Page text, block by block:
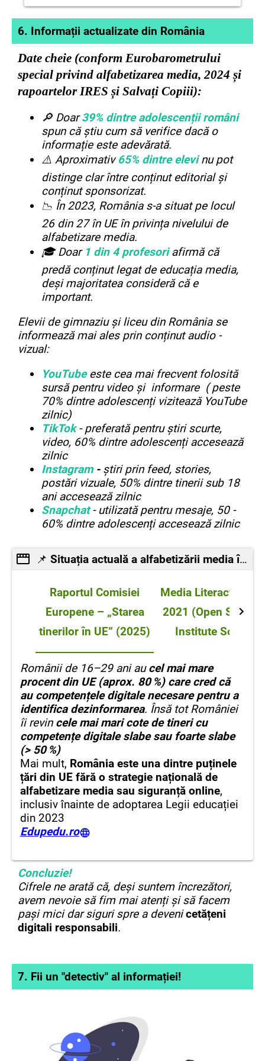
te face să crezi un anumit lucru, chiar
dacă e fals.
Ești expus mai des la conținut toxic sau
periculos pentru vârsta ta.
6. Informații actualizate din România
Date cheie (conform Eurobarometrului
special privind alfabetizarea media, 2024 și
rapoartelor IRES și Salvați Copiii):
🔎 Doar39% dintre adolescenții români
spun că știu cum să verifice dacă o
informație este adevărată.
⚠️ Aproximativ65% dintre elevinu pot
distinge clar între conținut editorial și
conținut sponsorizat.
📉 În 2023, România s-a situat pe locul
26 din 27 în UE în privința nivelului de
alfabetizare media.
🎓 Doar 1 din 4 profesoriafirmă că
predă conținut legat de educația media,
deși majoritatea consideră că e
important.
Elevii de gimnaziu șiliceu din România se
informează mai ales prin conținut audio -
vizual:
YouTube este cea mai frecvent folosită
sursă pentru video și informare ( peste
70% dintre adolescenți vizitează YouTube
zilnic)
TikTok - preferată pentru știri scurte,
video, 60% dintre adolescenți accesează
zilnic
Instagram-știri prin feed, stories,
postări vizuale, 50% dintre tinerii sub 18
ani accesează zilnic
Snapchat- utilizată pentru mesaje, 50 -
60% dintre adolescenți accesează zilnic
📌 Situația actuală a alfabetizării media în România
Raportul Comisiei
Europene – „Starea
tinerilor în UE” (2025)
Media Literacy
2021 (Open Society
Institute Sofia)
Românii de 16–29 ani aucel mai mare
procent din UE (aprox. 80 %) care cred că
au competențele digitale necesare pentru a
identifica dezinformarea. Însă tot României
îi revin cele mai mari cote de tineri cu
competențe digitale slabe sau foarte slabe
(> 50 %)
Mai mult, România este una dintre puținele
țări din UE fără o strategie națională de
alfabetizare media sau siguranță online,
inclusiv înainte de adoptarea Legii educației
din 2023
Edupedu.ro
Concluzie!
Cifrele ne arată că, deși suntem încrezători,
avem nevoie să fim mai atenți și să facem
pași mici dar siguri spre a devenicetățeni
digitali responsabili.
7. Fii un "detectiv" al informației!